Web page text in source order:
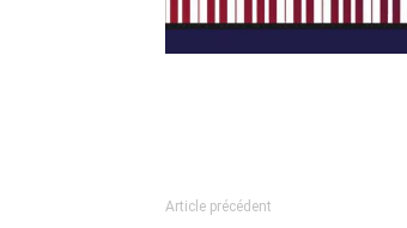
Article précédent